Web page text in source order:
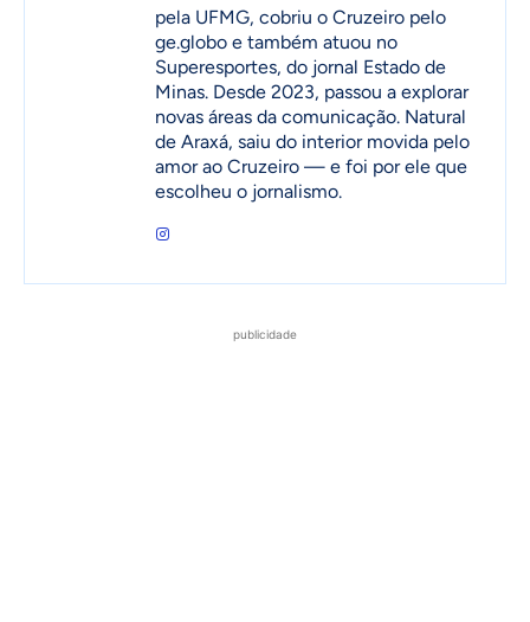
pela UFMG, cobriu o Cruzeiro pelo
ge.globo e também atuou no
Superesportes, do jornal Estado de
Minas. Desde 2023, passou a explorar
novas áreas da comunicação. Natural
de Araxá, saiu do interior movida pelo
amor ao Cruzeiro — e foi por ele que
escolheu o jornalismo.
publicidade